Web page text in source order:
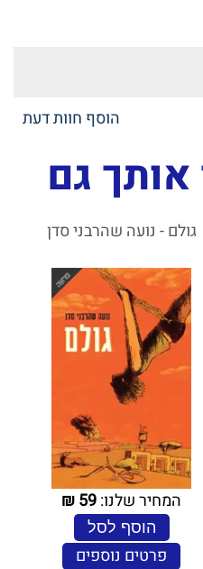
הוסף חוות דעת
אותך גם
גולם - נועה שהרבני סדן
המחיר שלנו:59
₪
הוסף לסל
פרטים נוספים